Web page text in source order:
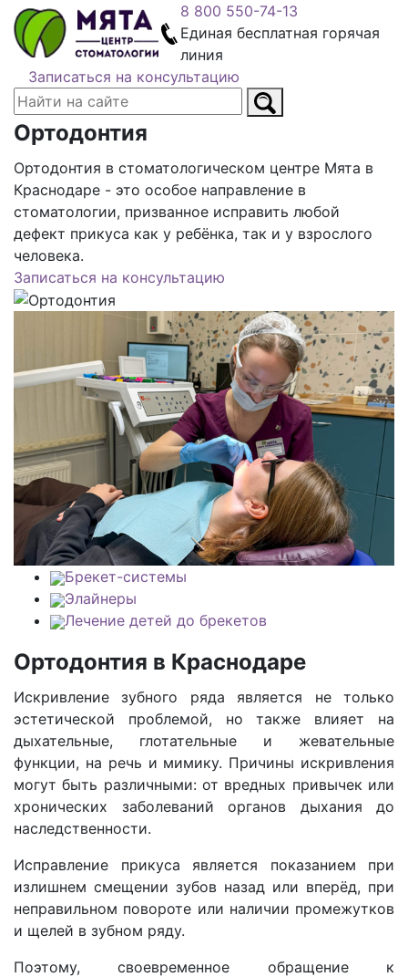
8 800 550-74-13
Единая бесплатная горячая
линия
Записаться на консультацию
Ортодонтия
Ортодонтия в стоматологическом центре Мята в
Краснодаре - это особое направление в
стоматологии, призванное исправить любой
дефект прикуса как у ребёнка, так и у взрослого
человека.
Записаться на консультацию
Брекет-системы
Элайнеры
Лечение детей до брекетов
Ортодонтия в Краснодаре
Искривление зубного ряда является не только
эстетической проблемой, но также влияет на
дыхательные, глотательные и жевательные
функции, на речь и мимику. Причины искривления
могут быть различными: от вредных привычек или
хронических заболеваний органов дыхания до
наследственности.
Исправление прикуса является показанием при
излишнем смещении зубов назад или вперёд, при
неправильном повороте или наличии промежутков
и щелей в зубном ряду.
Поэтому, своевременное обращение к